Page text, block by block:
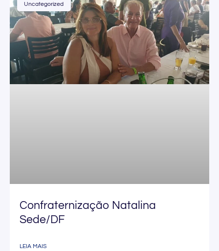
Uncategorized
Confraternização Natalina
Sede/DF
LEIA MAIS